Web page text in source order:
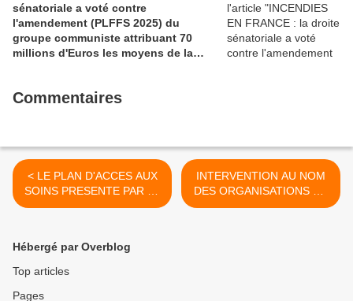
sénatoriale a voté contre
l'amendement (PLFFS 2025) du
groupe communiste attribuant 70
millions d'Euros les moyens de la
Commentaires
< LE PLAN D'ACCES AUX
SOINS PRESENTE PAR LE
GOUVERNEMENT :
INTERVENTION AU NOM
DES ORGANISATIONS DE
RETRAITéS CGT, FO, FSU
Hébergé par Overblog
Top articles
Pages